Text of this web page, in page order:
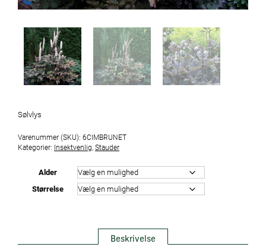
Sølvlys
Varenummer (SKU): 6CIMBRUNET
Kategorier: Insektvenlig Stauder
Alder
Størrelse
Beskrivelse